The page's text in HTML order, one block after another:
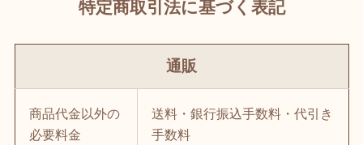
特定商取引法に基づく表記
通販
商品代金以外の
必要料金
送料・銀行振込手数料・代引き
手数料